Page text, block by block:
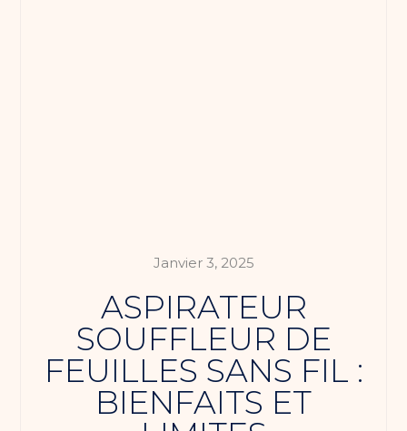
Janvier 3, 2025
ASPIRATEUR
SOUFFLEUR DE
FEUILLES SANS FIL :
BIENFAITS ET